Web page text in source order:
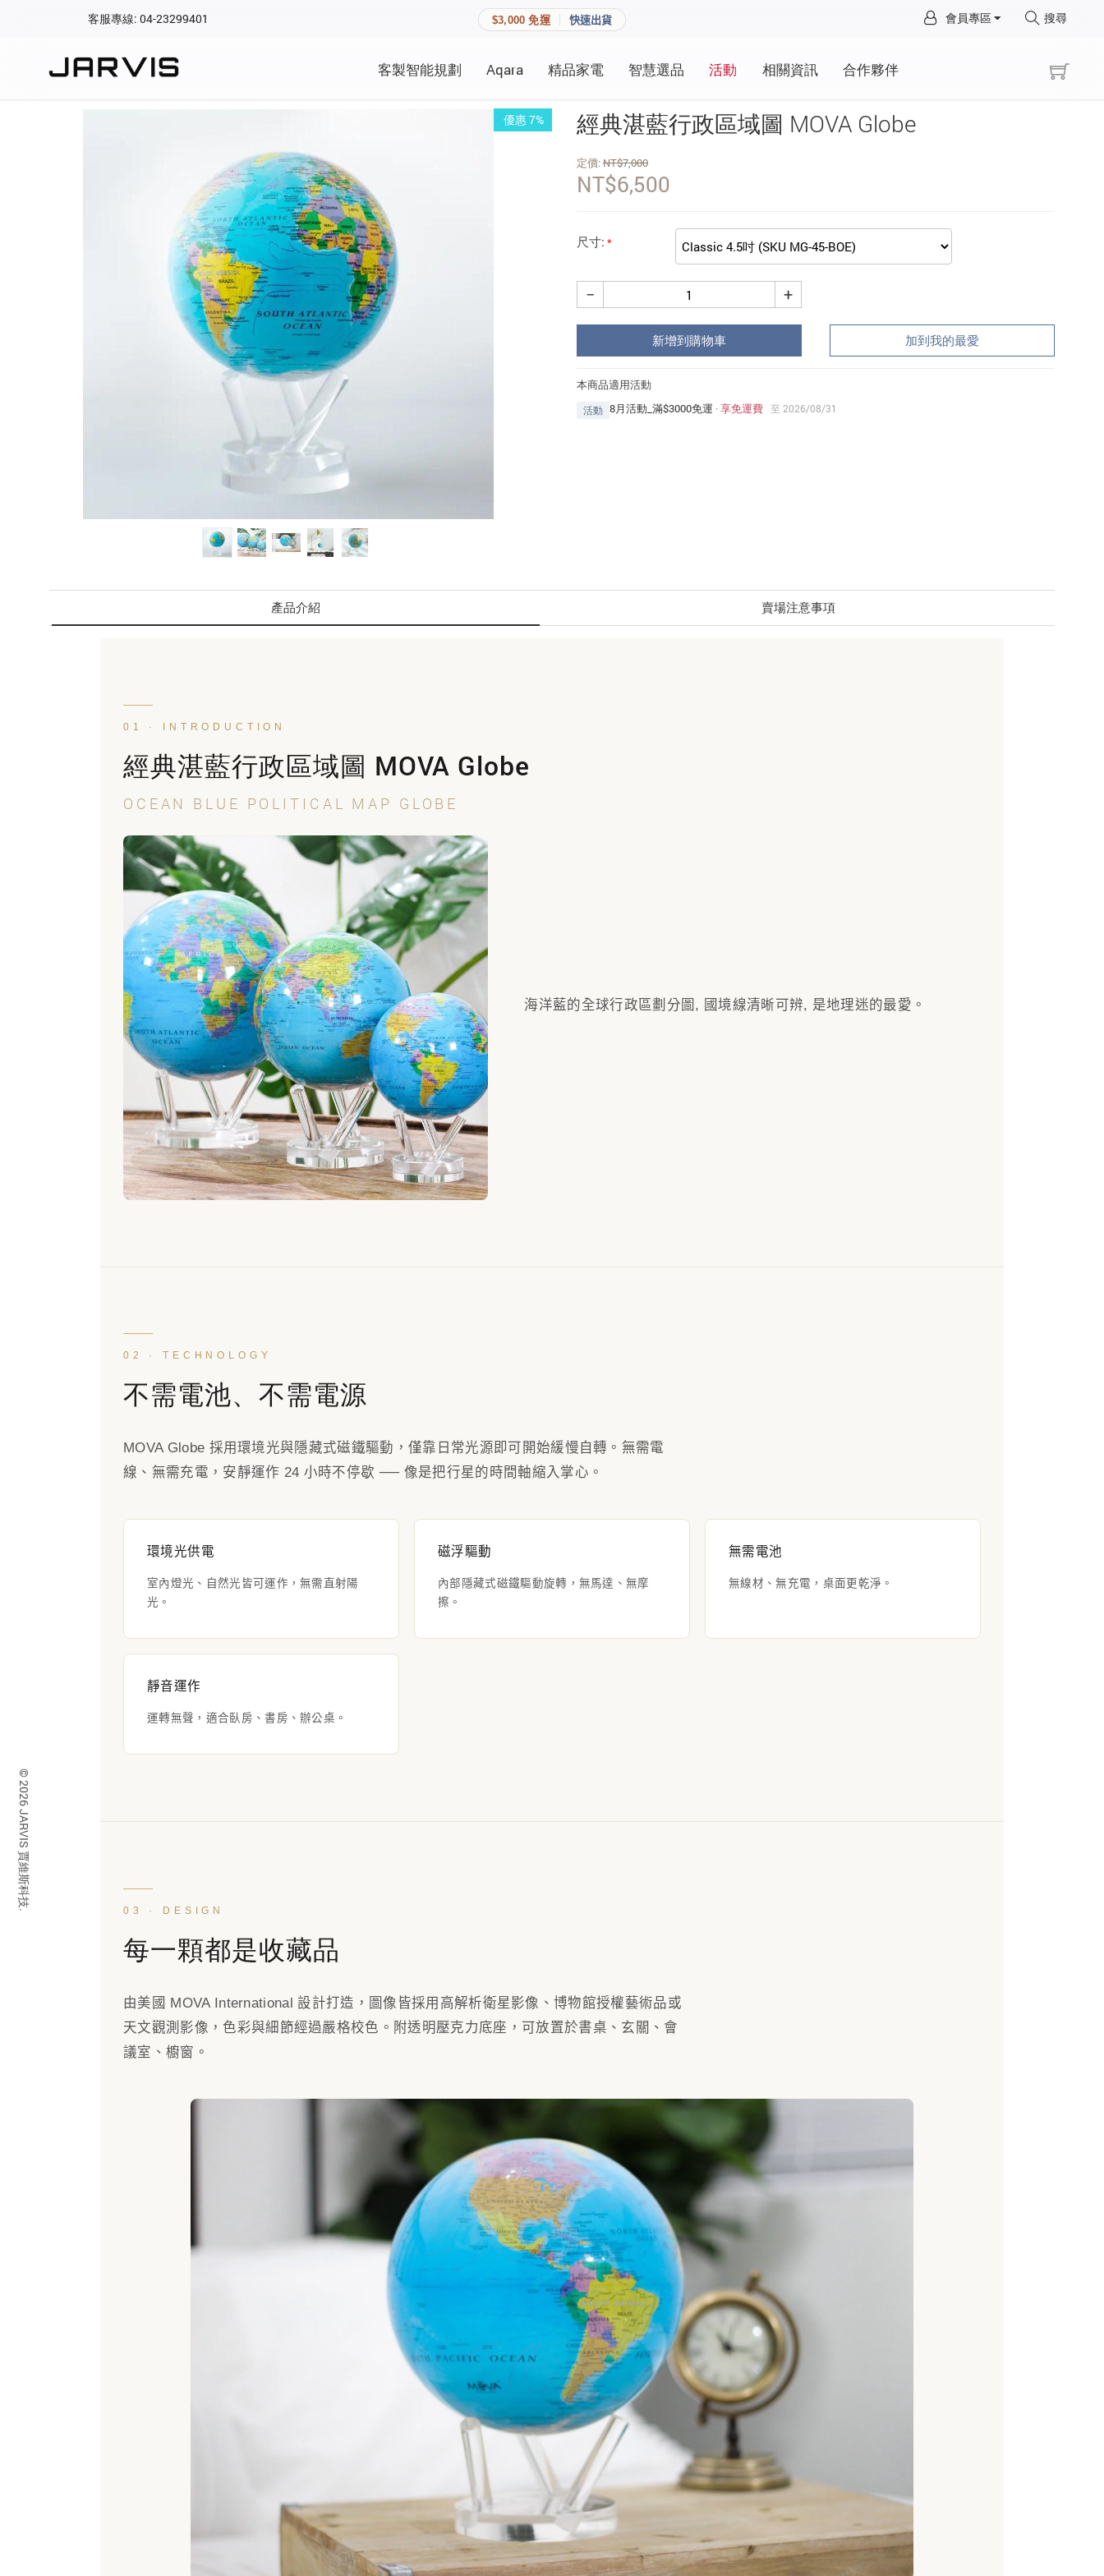
客服專線: 04-23299401 $3,000 免運 快速出貨 會員專區 搜尋
客製智能規劃 Aqara 精品家電 智慧選品 活動 相關資訊 合作夥伴
優惠 7% 經典湛藍行政區域圖 MOVA Globe
定價:NT$7,000
NT$6,500
尺寸:
+
−
新增到購物車 加到我的最愛
本商品適用活動
活動 8月活動_滿$3000免運 ·享免運費 至 2026/08/31
產品介紹 賣場注意事項
01 · INTRODUCTION
經典湛藍行政區域圖 MOVA Globe
OCEAN BLUE POLITICAL MAP GLOBE
海洋藍的全球行政區劃分圖, 國境線清晰可辨, 是地理迷的最愛。
02 · TECHNOLOGY
不需電池、不需電源
MOVA Globe 採用環境光與隱藏式磁鐵驅動，僅靠日常光源即可開始緩慢自轉。無需電
線、無需充電，安靜運作 24 小時不停歇 ── 像是把行星的時間軸縮入掌心。
環境光供電
室內燈光、自然光皆可運作，無需直射陽
光。
磁浮驅動
內部隱藏式磁鐵驅動旋轉，無馬達、無摩
擦。
無需電池
無線材、無充電，桌面更乾淨。
靜音運作
運轉無聲，適合臥房、書房、辦公桌。
03 · DESIGN
每一顆都是收藏品
由美國 MOVA International 設計打造，圖像皆採用高解析衛星影像、博物館授權藝術品或
天文觀測影像，色彩與細節經過嚴格校色。附透明壓克力底座，可放置於書桌、玄關、會
議室、櫥窗。
© 2026 JARVIS 賈維斯科技.
×
Aqara 智慧家庭
智能門鎖
Matter 智慧家庭
精品家電
密碼
登入會員
追蹤我的訂單
會員資料管理
加入 JARVIS VIP